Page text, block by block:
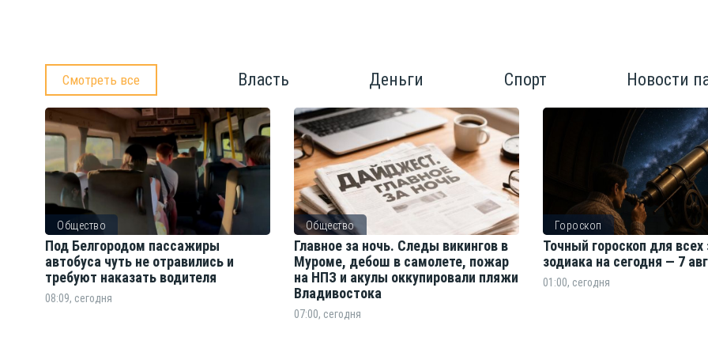
Смотреть все Власть Деньги Спорт Новости
Общество
Под Белгородом пассажиры
автобуса чуть не отравились и
требуют наказать водителя
08:09, сегодня
Общество
Главное за ночь. Следы викингов в
Муроме, дебош в самолете, пожар
на НПЗ и акулы оккупировали пляжи
Владивостока
07:00, сегодня
Гороскоп
Точный гороскоп для всех
зодиака на сегодня — 7
01:00, сегодня